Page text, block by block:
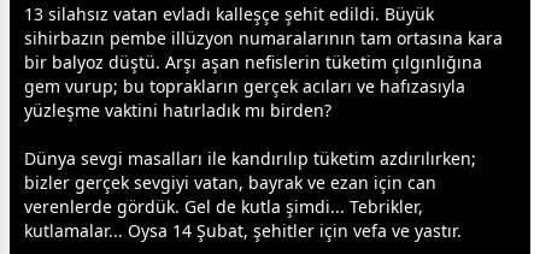
13 silahsız vatan evladı kalleşçe şehit edildi. Büyük
sihirbazın pembe illüzyon numaralarının tam ortasına kara
bir balyoz düştü. Arşı aşan nefislerin tüketim çılgınlığına
gem vurup; bu toprakların gerçek acıları ve hafızasıyla
yüzleşme vaktini hatırladık mı birden?
Dünya sevgi masalları ile kandırılıp tüketim azdırılırken;
bizler gerçek sevgiyi vatan, bayrak ve ezan için can
verenlerde gördük. Gel de kutla şimdi... Tebrikler,
kutlamalar... Oysa 14 Şubat, şehitler için vefa ve yastır.